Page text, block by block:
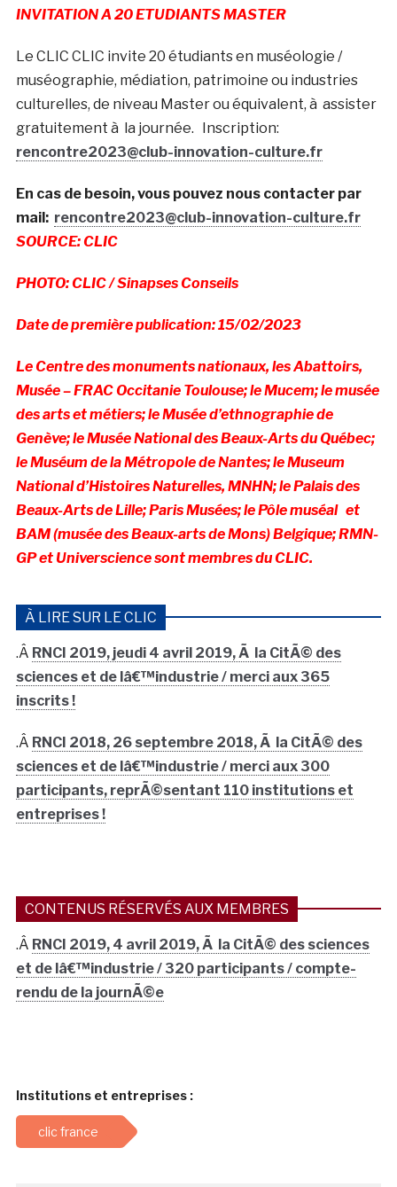
INVITATION A 20 ETUDIANTS MASTER
Le CLIC CLIC invite 20 étudiants en muséologie /
muséographie, médiation, patrimoine ou industries
culturelles, de niveau Master ou équivalent, à assister
gratuitement à la journée. Inscription:
rencontre2023@club-innovation-culture.fr
En cas de besoin, vous pouvez nous contacter par
mail: rencontre2023@club-innovation-culture.fr
SOURCE: CLIC
PHOTO: CLIC / Sinapses Conseils
Date de première publication: 15/02/2023
Le Centre des monuments nationaux, les Abattoirs,
Musée – FRAC Occitanie Toulouse; le Mucem; le musée
des arts et métiers; le Musée d’ethnographie de
Genève; le Musée National des Beaux-Arts du Québec;
le Muséum de la Métropole de Nantes; le Museum
National d’Histoires Naturelles, MNHN; lePalais des
Beaux-Arts de Lille; Paris Musées; lePôle muséal et
BAM (musée des Beaux-arts de Mons) Belgique; RMN-
GP et Universcience sont membres du CLIC.
À LIRE SUR LE CLIC
.Â RNCI 2019, jeudi 4 avril 2019, Ã la CitÃ© des
sciences et de lâ€™industrie / merci aux 365
inscrits !
.Â RNCI 2018, 26 septembre 2018, Ã la CitÃ© des
sciences et de lâ€™industrie / merci aux 300
participants, reprÃ©sentant 110 institutions et
entreprises !
CONTENUS RÉSERVÉS AUX MEMBRES
.Â RNCI 2019, 4 avril 2019, Ã la CitÃ© des sciences
et de lâ€™industrie / 320 participants / compte-
rendu de la journÃ©e
Institutions et entreprises :
clic france